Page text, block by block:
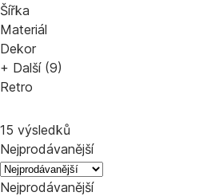
Šířka
Materiál
Dekor
+ Další (9)
Retro
15 výsledků
Nejprodávanější
Nejprodávanější